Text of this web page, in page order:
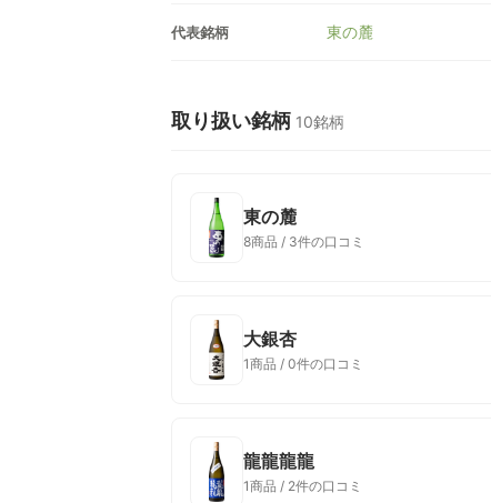
代表銘柄 東の麓
取り扱い銘柄 10銘柄
東の麓
8商品 / 3件の口コミ
大銀杏
1商品 / 0件の口コミ
龍龍龍龍
1商品 / 2件の口コミ